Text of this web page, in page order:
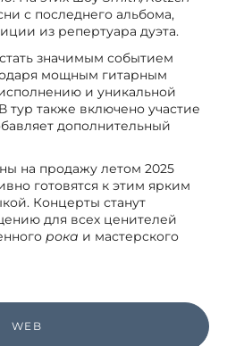
с последнего альбома,
из репертуара дуэта.
значимым событием
мощным гитарным
и уникальной
тур также включено участие
дополнительный
на продажу летом 2025
готовятся к этим ярким
Концерты станут
для всех ценителей
рока и мастерского
WEB